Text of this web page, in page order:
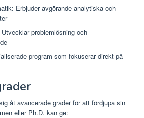
Erbjuder avgörande analytiska och
problemlösning och
program som fokuserar direkt på
åt avancerade grader för att fördjupa sin
eller Ph.D. kan ge: